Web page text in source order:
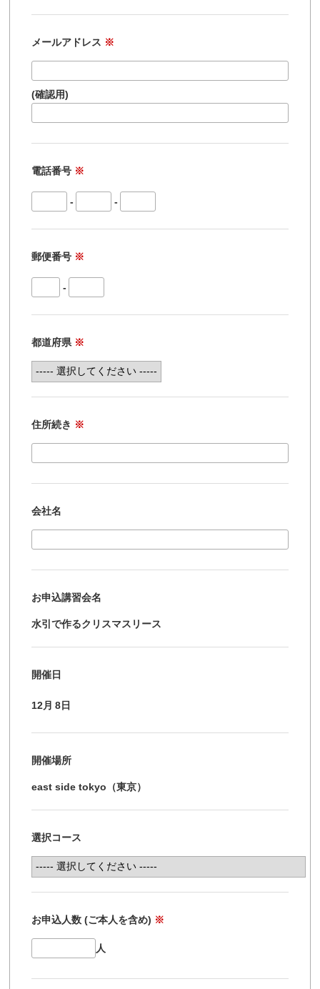
メールアドレス ※
(確認用)
電話番号 ※
- -
郵便番号 ※
-
都道府県 ※
住所続き ※
会社名
お申込講習会名
水引で作るクリスマスリース
開催日
12月 8日
開催場所
east side tokyo（東京）
選択コース
お申込人数 (ご本人を含め) ※
人